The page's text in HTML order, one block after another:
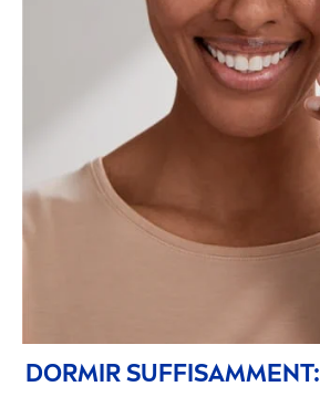
DORMIR SUFFISAMMENT: